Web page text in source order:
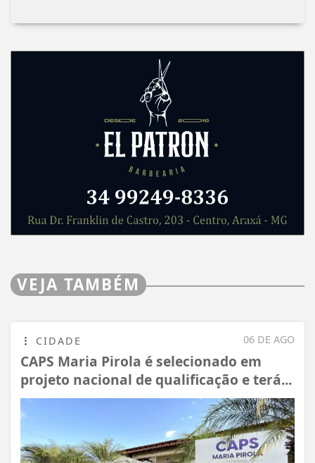
VEJA TAMBÉM
06 DE AGO
CIDADE
CAPS Maria Pirola é selecionado em
projeto nacional de qualificação e terá...